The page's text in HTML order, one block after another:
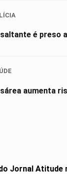
é preso
aumenta
Jornal